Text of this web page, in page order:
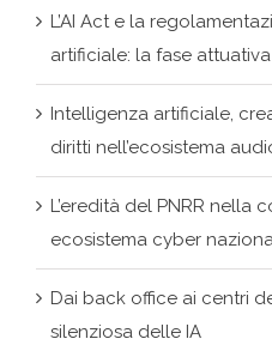
Intelligenza artificiale,
diritti nell’ecosistema
L’eredità del PNRR nella
ecosistema cyber
Dai back office ai centri
silenziosa delle IA
Il progetto One Market e